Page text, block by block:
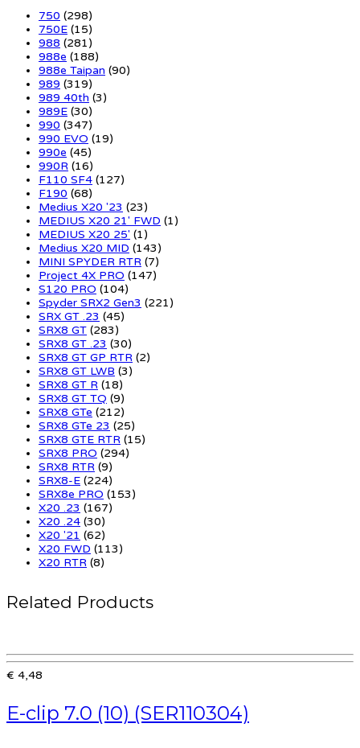
750 (298)
750E (15)
988 (281)
988e (188)
988e Taipan (90)
989 (319)
989 40th (3)
989E (30)
990 (347)
990 EVO (19)
990e (45)
990R (16)
F110 SF4 (127)
F190 (68)
Medius X20 '23 (23)
MEDIUS X20 21' FWD (1)
MEDIUS X20 25' (1)
Medius X20 MID (143)
MINI SPYDER RTR (7)
Project 4X PRO (147)
S120 PRO (104)
Spyder SRX2 Gen3 (221)
SRX GT .23 (45)
SRX8 GT (283)
SRX8 GT .23 (30)
SRX8 GT GP RTR (2)
SRX8 GT LWB (3)
SRX8 GT R (18)
SRX8 GT TQ (9)
SRX8 GTe (212)
SRX8 GTe 23 (25)
SRX8 GTE RTR (15)
SRX8 PRO (294)
SRX8 RTR (9)
SRX8-E (224)
SRX8e PRO (153)
X20 .23 (167)
X20 .24 (30)
X20 '21 (62)
X20 FWD (113)
X20 RTR (8)
Related Products
€ 4,48
E-clip 7.0 (10) (SER110304)